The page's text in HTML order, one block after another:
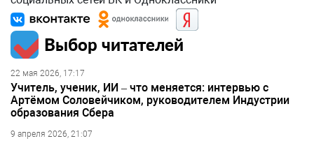
Выбор читателей
22 мая 2026, 17:17
Учитель, ученик, ИИ – что меняется: интервью с
Артёмом Соловейчиком, руководителем Индустрии
образования Сбера
9 апреля 2026, 21:07